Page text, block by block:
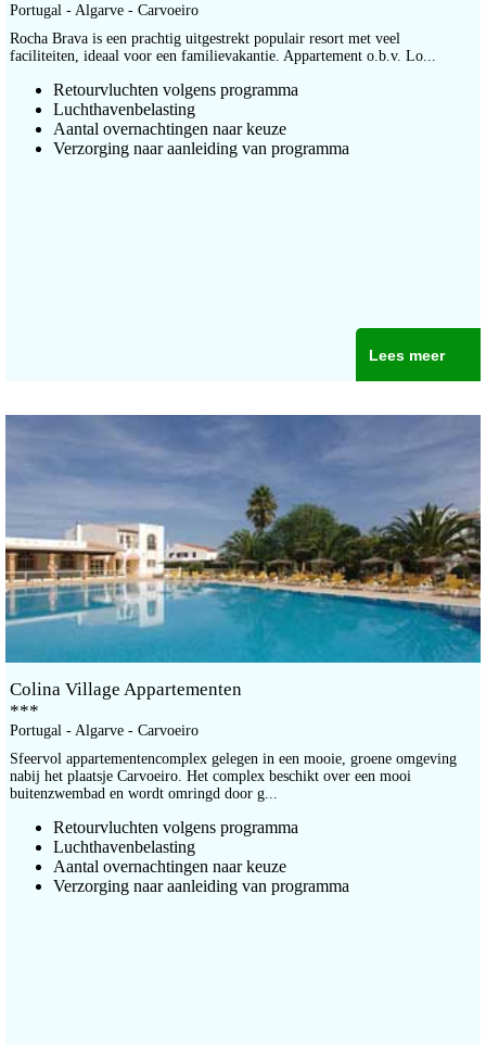
Portugal - Algarve - Carvoeiro
Rocha Brava is een prachtig uitgestrekt populair resort met veel
faciliteiten, ideaal voor een familievakantie. Appartement o.b.v. Lo...
Retourvluchten volgens programma
Luchthavenbelasting
Aantal overnachtingen naar keuze
Verzorging naar aanleiding van programma
Lees meer
Colina Village Appartementen
***
Portugal - Algarve - Carvoeiro
Sfeervol appartementencomplex gelegen in een mooie, groene omgeving
nabij het plaatsje Carvoeiro. Het complex beschikt over een mooi
buitenzwembad en wordt omringd door g...
Retourvluchten volgens programma
Luchthavenbelasting
Aantal overnachtingen naar keuze
Verzorging naar aanleiding van programma